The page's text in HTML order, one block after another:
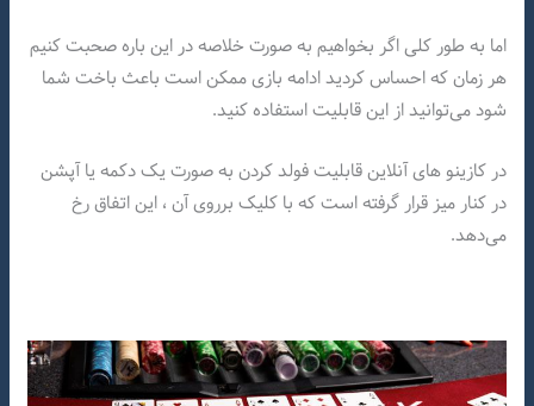
اما به طور کلی اگر بخواهیم به صورت خلاصه در این باره صحبت کنیم
هر زمان که احساس کردید ادامه بازی ممکن است باعث باخت شما
شود می‌توانید از این قابلیت استفاده کنید.
در کازینو های آنلاین قابلیت فولد کردن به صورت یک دکمه یا آپشن
در کنار میز قرار گرفته است که با کلیک برروی آن ، این اتفاق رخ
می‌دهد.